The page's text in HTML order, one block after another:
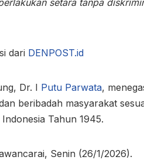
dari DENPOST.id
Dr. I Putu Parwata,
beribadah masyarakat
Tahun 1945.
Senin (26/1/2026).